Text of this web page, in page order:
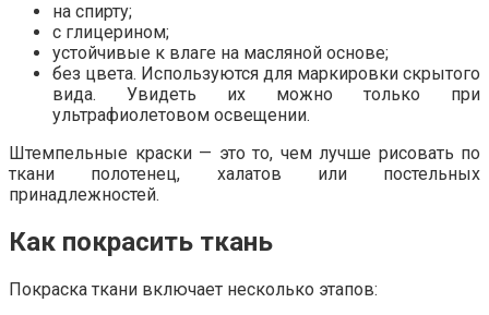
на спирту;
с глицерином;
устойчивые к влаге на масляной основе;
без цвета. Используются для маркировки скрытого
вида. Увидеть их можно только при
ультрафиолетовом освещении.
Штемпельные краски — это то, чем лучше рисовать по
ткани полотенец, халатов или постельных
принадлежностей.
Как покрасить ткань
Покраска ткани включает несколько этапов: